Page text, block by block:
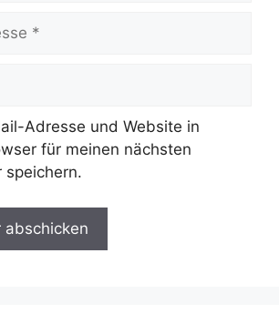
Adresse und Website in
für meinen nächsten
speichern.